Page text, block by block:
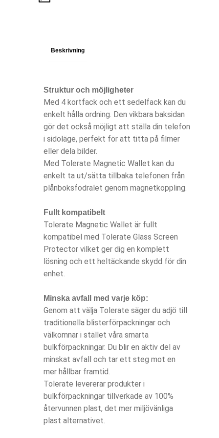
Beskrivning
Struktur och möjligheter
Med 4 kortfack och ett sedelfack kan du
enkelt hålla ordning. Den vikbara baksidan
gör det också möjligt att ställa din telefon
i sidoläge, perfekt för att titta på filmer
eller dela bilder.
Med Tolerate Magnetic Wallet kan du
enkelt ta ut/sätta tillbaka telefonen från
plånboksfodralet genom magnetkoppling.
Fullt kompatibelt
Tolerate Magnetic Wallet är fullt
kompatibel med Tolerate Glass Screen
Protector vilket ger dig en komplett
lösning och ett heltäckande skydd för din
enhet.
Minska avfall med varje köp:
Genom att välja Tolerate säger du adjö till
traditionella blisterförpackningar och
välkomnar i stället våra smarta
bulkförpackningar. Du blir en aktiv del av
minskat avfall och tar ett steg mot en
mer hållbar framtid.
Tolerate levererar produkter i
bulkförpackningar tillverkade av 100%
återvunnen plast, det mer miljövänliga
plast alternativet.